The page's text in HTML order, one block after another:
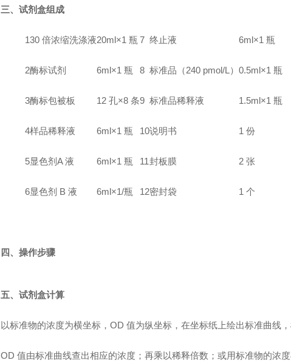
三、试剂盒组成
130 倍浓缩洗涤液20ml×1 瓶 7 终止液 6ml×1 瓶
2酶标试剂 6ml×1 瓶 8 标准品（240 pmol/L） 0.5ml×1 瓶
3酶标包被板 12 孔×8 条9 标准品稀释液 1.5ml×1 瓶
4样品稀释液 6ml×1 瓶 10说明书 1 份
5显色剂A 液 6ml×1 瓶 11封板膜 2 张
6显色剂 B 液 6ml×1/瓶 12密封袋 1 个
四、操作步骤
五、试剂盒计算
以标准物的浓度为横坐标，OD 值为纵坐标，在坐标纸上绘出标准曲线
OD 值由标准曲线查出相应的浓度；再乘以稀释倍数；或用标准物的浓